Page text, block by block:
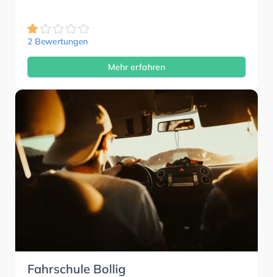
2 Bewertungen
Mehr erfahren
Fahrschule Bollig